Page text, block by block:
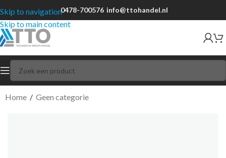
Skip to navigation
Skip to main content
0478-700576 info@ttohandel.nl
Home / Geen categorie